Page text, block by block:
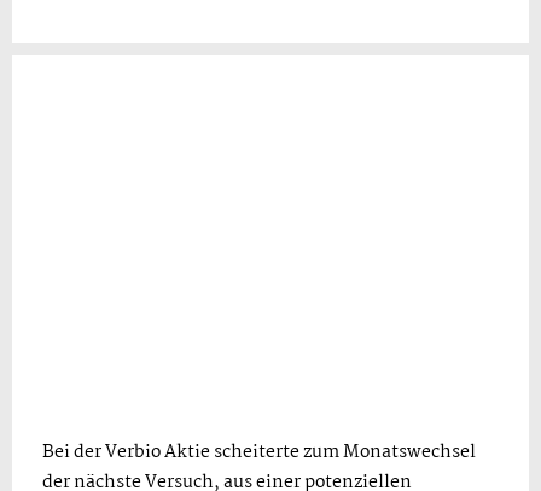
Bei der Verbio Aktie scheiterte zum Monatswechsel
der nächste Versuch, aus einer potenziellen